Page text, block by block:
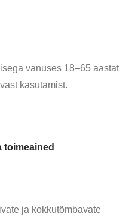
vanuses 18–65 aastat
kasutamist.
toimeained
ja kokkutõmbavate